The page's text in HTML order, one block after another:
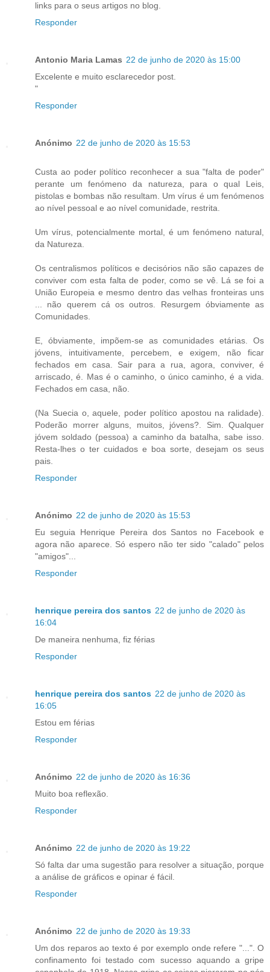
links para o seus artigos no blog.
Responder
Antonio Maria Lamas 22 de junho de 2020 às 15:00
Excelente e muito esclarecedor post.
"
Responder
Anónimo 22 de junho de 2020 às 15:53
Custa ao poder político reconhecer a sua "falta de poder"
perante um fenómeno da natureza, para o qual Leis,
pistolas e bombas não resultam. Um vírus é um fenómenos
ao nível pessoal e ao nível comunidade, restrita.
Um vírus, potencialmente mortal, é um fenómeno natural,
da Natureza.
Os centralismos políticos e decisórios não são capazes de
conviver com esta falta de poder, como se vê. Lá se foi a
União Europeia e mesmo dentro das velhas fronteiras uns
... não querem cá os outros. Resurgem óbviamente as
Comunidades.
E, óbviamente, impõem-se as comunidades etárias. Os
jóvens, intuitivamente, percebem, e exigem, não ficar
fechados em casa. Sair para a rua, agora, conviver, é
arriscado, é. Mas é o caminho, o único caminho, é a vida.
Fechados em casa, não.
(Na Suecia o, aquele, poder político apostou na ralidade).
Poderão morrer alguns, muitos, jóvens?. Sim. Qualquer
jóvem soldado (pessoa) a caminho da batalha, sabe isso.
Resta-lhes o ter cuidados e boa sorte, desejam os seus
pais.
Responder
Anónimo 22 de junho de 2020 às 15:53
Eu seguia Henrique Pereira dos Santos no Facebook e
agora não aparece. Só espero não ter sido "calado" pelos
"amigos"...
Responder
henrique pereira dos santos 22 de junho de 2020 às
16:04
De maneira nenhuma, fiz férias
Responder
henrique pereira dos santos 22 de junho de 2020 às
16:05
Estou em férias
Responder
Anónimo 22 de junho de 2020 às 16:36
Muito boa reflexão.
Responder
Anónimo 22 de junho de 2020 às 19:22
Só falta dar uma sugestão para resolver a situação, porque
a análise de gráficos e opinar é fácil.
Responder
Anónimo 22 de junho de 2020 às 19:33
Um dos reparos ao texto é por exemplo onde refere "...". O
confinamento foi testado com sucesso aquando a gripe